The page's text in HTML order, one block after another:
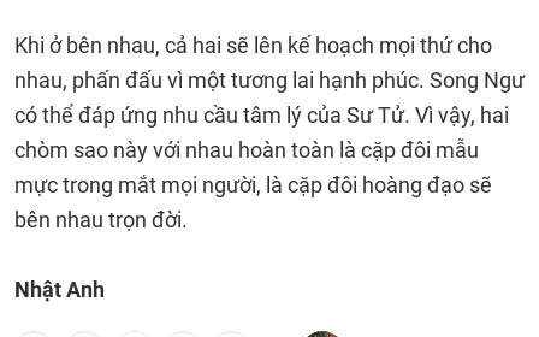
Khi ở bên nhau, cả hai sẽ lên kế hoạch mọi thứ cho
nhau, phấn đấu vì một tương lai hạnh phúc. Song Ngư
có thể đáp ứng nhu cầu tâm lý của Sư Tử. Vì vậy, hai
chòm sao này với nhau hoàn toàn là cặp đôi mẫu
mực trong mắt mọi người, là cặp đôi hoàng đạo sẽ
bên nhau trọn đời.
Nhật Anh